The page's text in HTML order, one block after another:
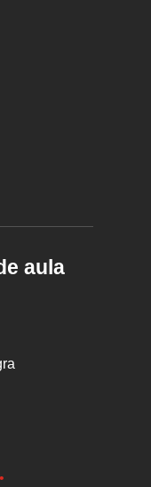
aula
•